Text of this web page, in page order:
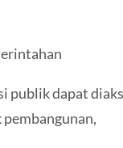
publik dapat